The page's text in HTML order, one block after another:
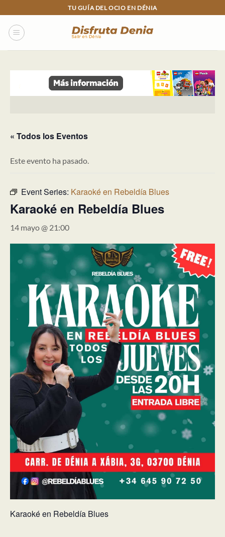
to
content
TU GUÍA DEL OCIO EN DÉNIA
« Todos los Eventos
Este evento ha pasado.
Event Series: Karaoké en Rebeldía Blues
Karaoké en Rebeldía Blues
14 mayo @ 21:00
Karaoké en Rebeldía Blues